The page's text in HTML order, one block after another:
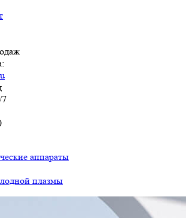
аппараты
плазмы